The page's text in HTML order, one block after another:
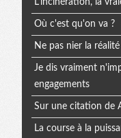
L'incinération, la
Où c'est qu'on va ?
Ne pas nier la
Je dis vraiment
engagements
Sur une citation de
La course à la